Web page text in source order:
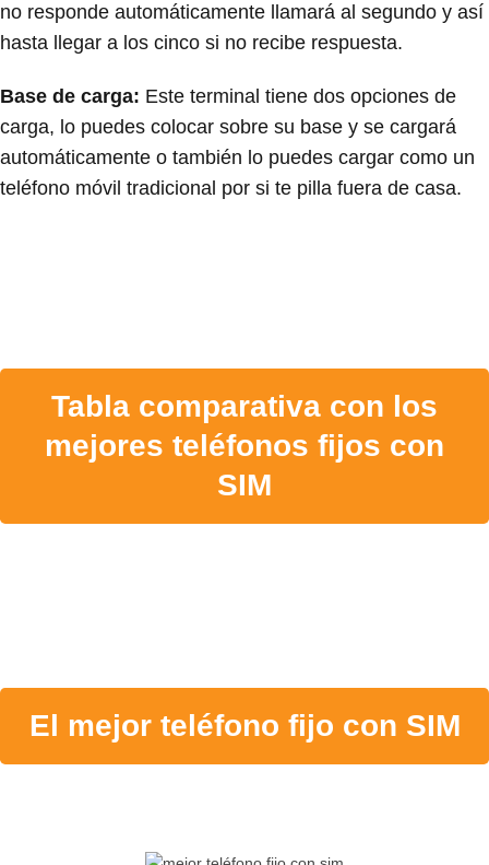
no responde automáticamente llamará al segundo y así
hasta llegar a los cinco si no recibe respuesta.
Base de carga: Este terminal tiene dos opciones de
carga, lo puedes colocar sobre su base y se cargará
automáticamente o también lo puedes cargar como un
teléfono móvil tradicional por si te pilla fuera de casa.
Tabla comparativa con los
mejores teléfonos fijos con
SIM
El mejor teléfono fijo con SIM